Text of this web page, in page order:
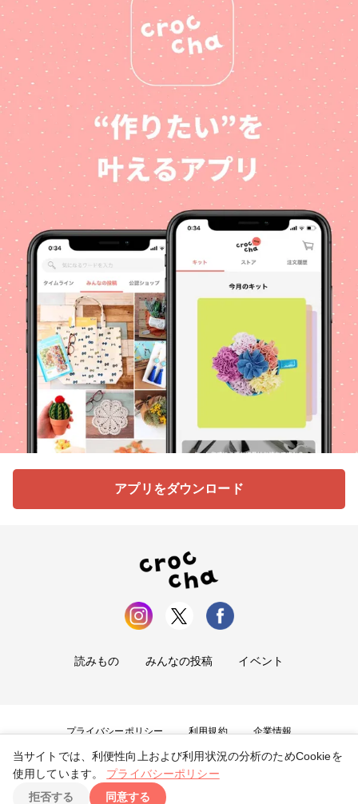
アプリをダウンロード
読みもの みんなの投稿 イベント
プライバシーポリシー 利用規約 企業情報
お問い合わせ
Copyright ©2026tryangle Co., Ltd. All Rights Reserved.
当サイトでは、利便性向上および利用状況の分析のためCookieを
使用しています。
プライバシーポリシー
拒否する
同意する